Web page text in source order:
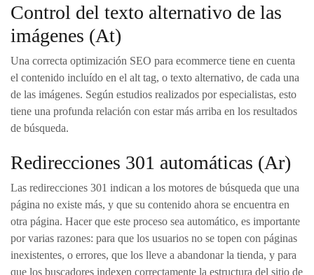
Control del texto alternativo de las
imágenes (At)
Una correcta optimización SEO para ecommerce tiene en cuenta
el contenido incluído en el alt tag, o texto alternativo, de cada una
de las imágenes. Según estudios realizados por especialistas, esto
tiene una profunda relación con estar más arriba en los resultados
de búsqueda.
Redirecciones 301 automáticas (Ar)
Las redirecciones 301 indican a los motores de búsqueda que una
página no existe más, y que su contenido ahora se encuentra en
otra página. Hacer que este proceso sea automático, es importante
por varias razones: para que los usuarios no se topen con páginas
inexistentes, o errores, que los lleve a abandonar la tienda, y para
que los buscadores indexen correctamente la estructura del sitio de